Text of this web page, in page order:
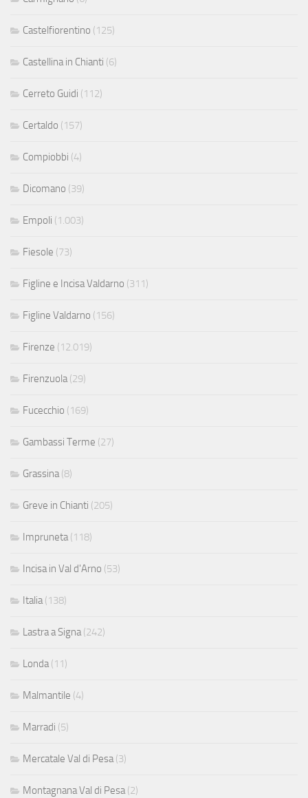
Castelfiorentino (125)
Castellina in Chianti (6)
Cerreto Guidi (112)
Certaldo (157)
Compiobbi (4)
Dicomano (39)
Empoli (1.003)
Fiesole (73)
Figline e Incisa Valdarno (311)
Figline Valdarno (156)
Firenze (12.019)
Firenzuola(29)
Fucecchio (169)
Gambassi Terme (27)
Grassina(8)
Greve in Chianti (205)
Impruneta(118)
Incisa in Val d'Arno (53)
Italia(138)
Lastra a Signa(242)
Londa(11)
Malmantile (4)
Marradi (5)
Mercatale Val di Pesa(3)
Montagnana Val di Pesa(2)